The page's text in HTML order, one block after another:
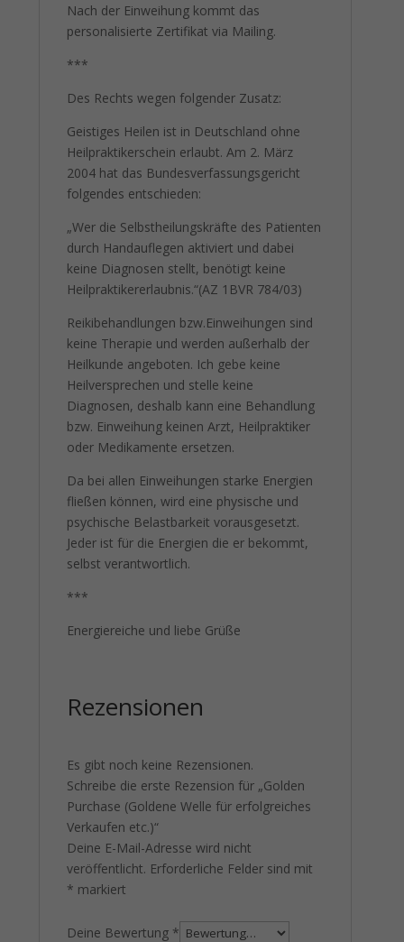
Nach der Einweihung kommt das
personalisierte Zertifikat via Mailing.
***
Des Rechts wegen folgender Zusatz:
Geistiges Heilen ist in Deutschland ohne
Heilpraktikerschein erlaubt. Am 2. März
2004 hat das Bundesverfassungsgericht
folgendes entschieden:
„Wer die Selbstheilungskräfte des Patienten
durch Handauflegen aktiviert und dabei
keine Diagnosen stellt, benötigt keine
Heilpraktikererlaubnis.“(AZ 1BVR 784/03)
Reikibehandlungen bzw.Einweihungen sind
keine Therapie und werden außerhalb der
Heilkunde angeboten. Ich gebe keine
Heilversprechen und stelle keine
Diagnosen, deshalb kann eine Behandlung
bzw. Einweihung keinen Arzt, Heilpraktiker
oder Medikamente ersetzen.
Da bei allen Einweihungen starke Energien
fließen können, wird eine physische und
psychische Belastbarkeit vorausgesetzt.
Jeder ist für die Energien die er bekommt,
selbst verantwortlich.
***
Energiereiche und liebe Grüße
Rezensionen
Es gibt noch keine Rezensionen.
Schreibe die erste Rezension für „Golden
Purchase (Goldene Welle für erfolgreiches
Verkaufen etc.)“
Deine E-Mail-Adresse wird nicht
veröffentlicht. Erforderliche Felder sind mit
* markiert
Deine Bewertung *